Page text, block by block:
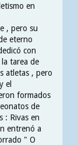
en
, pero su
eterno
con
tarea de
atletas , pero
el
formados
de
: Rivas en
entrenó a
" O